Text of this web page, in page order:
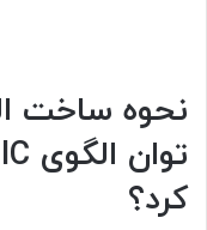
نحوه ساخت
کرد؟